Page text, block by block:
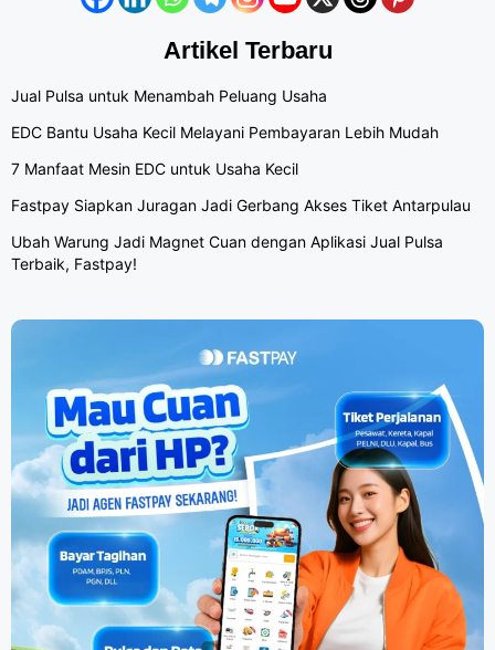
Artikel Terbaru
Jual Pulsa untuk Menambah Peluang Usaha
EDC Bantu Usaha Kecil Melayani Pembayaran Lebih Mudah
7 Manfaat Mesin EDC untuk Usaha Kecil
Fastpay Siapkan Juragan Jadi Gerbang Akses Tiket Antarpulau
Ubah Warung Jadi Magnet Cuan dengan Aplikasi Jual Pulsa
Terbaik, Fastpay!